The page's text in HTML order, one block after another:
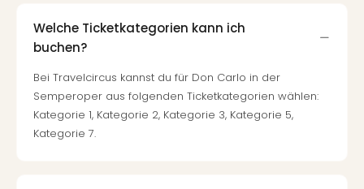
Welche Ticketkategorien kann ich
buchen?
Bei Travelcircus kannst du für Don Carlo in der
Semperoper aus folgenden Ticketkategorien wählen:
Kategorie 1, Kategorie 2, Kategorie 3, Kategorie 5,
Kategorie 7.